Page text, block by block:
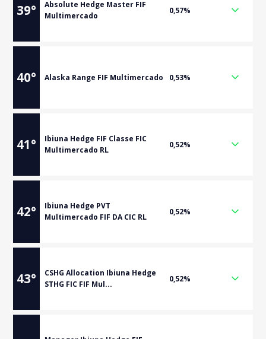
39°
Absolute Hedge Master FIF
Multimercado
0,57%
40° Alaska Range FIF Multimercado 0,53%
41°
Ibiuna Hedge FIF Classe FIC
Multimercado RL
0,52%
42°
Ibiuna Hedge PVT
Multimercado FIF DA CIC RL
0,52%
43°
CSHG Allocation Ibiuna Hedge
STHG FIC FIF Mul...
0,52%